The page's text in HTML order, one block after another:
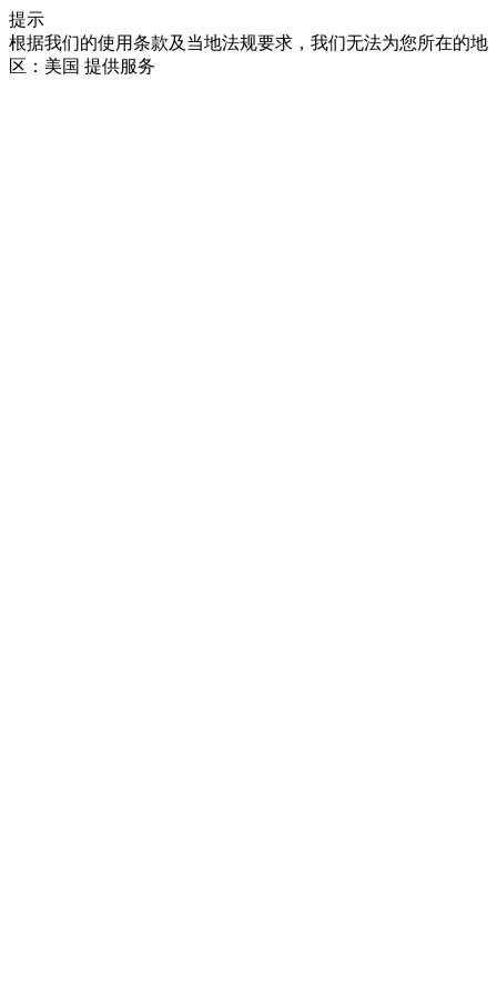
提示
根据我们的使用条款及当地法规要求，我们无法为您所在的地
区：美国 提供服务